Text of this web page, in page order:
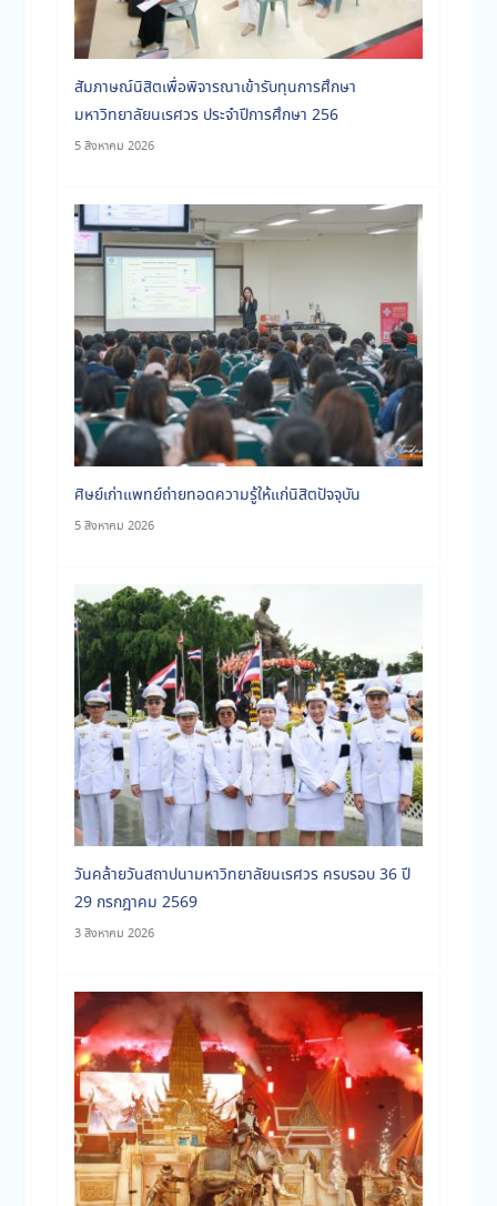
ประจำเดือนมิถุนายน 2569
ประจำเดือนพฤษภาคม 2569
ประจำเดือนเมษายน2569
ประจำเดือนมีนาคม 2569
สัมภาษณ์นิสิตเพื่อพิจารณาเข้ารับทุนการศึกษา
มหาวิทยาลัยนเรศวร ประจำปีการศึกษา 256
5 สิงหาคม 2026
ศิษย์เก่าแพทย์ถ่ายทอดความรู้ให้แก่นิสิตปัจจุบัน
5 สิงหาคม 2026
วันคล้ายวันสถาปนามหาวิทยาลัยนเรศวร ครบรอบ 36 ปี
29 กรกฎาคม 2569
3 สิงหาคม 2026